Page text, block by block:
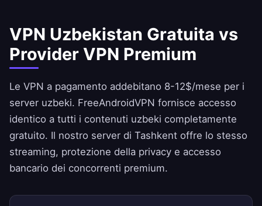
VPN Uzbekistan Gratuita vs
Provider VPN Premium
Le VPN a pagamento addebitano 8-12$/mese per i
server uzbeki. FreeAndroidVPN fornisce accesso
identico a tutti i contenuti uzbeki completamente
gratuito. Il nostro server di Tashkent offre lo stesso
streaming, protezione della privacy e accesso
bancario dei concorrenti premium.